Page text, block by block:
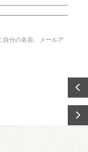
自分の名前、メールア